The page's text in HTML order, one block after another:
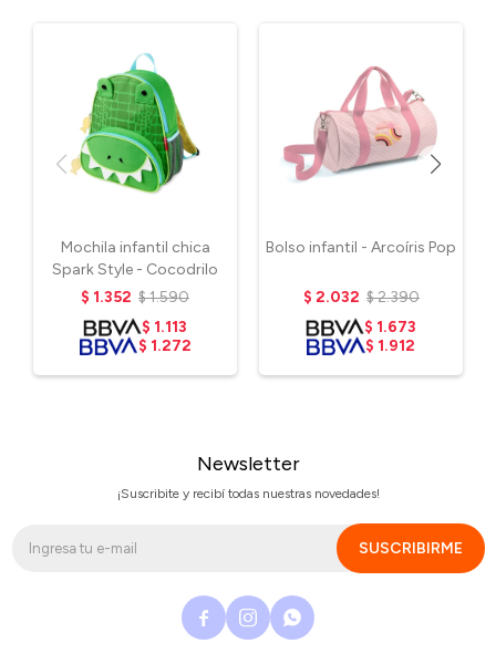
Mochila infantil chica
Spark Style - Cocodrilo
$ 1.352 $1.590
$ 1.113
$ 1.272
Bolso infantil - Arcoíris Pop
$ 2.032 $2.390
$ 1.673
$ 1.912
Newsletter
¡Suscribite y recibí todas nuestras novedades!
SUSCRIBIRME
  